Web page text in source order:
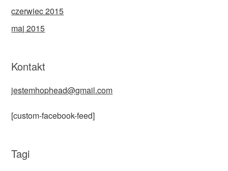
czerwiec 2015
maj 2015
Kontakt
jestemhophead@gmail.com
[custom-facebook-feed]
Tagi